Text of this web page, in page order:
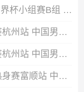
2026年06月29日U17男篮世界杯小组赛B组 中国U17男篮 - 加拿大U17男篮 录像
2026年06月23日男篮热身赛杭州站 中国男篮 - 荷兰男篮 全场录像
2026年06月21日男篮热身赛杭州站 中国男篮 - 澳大利亚男篮 全场录像
2026年06月15日国青女篮热身赛富顺站 中国U17女篮 - 伏伊伏丁那女篮 全场录像